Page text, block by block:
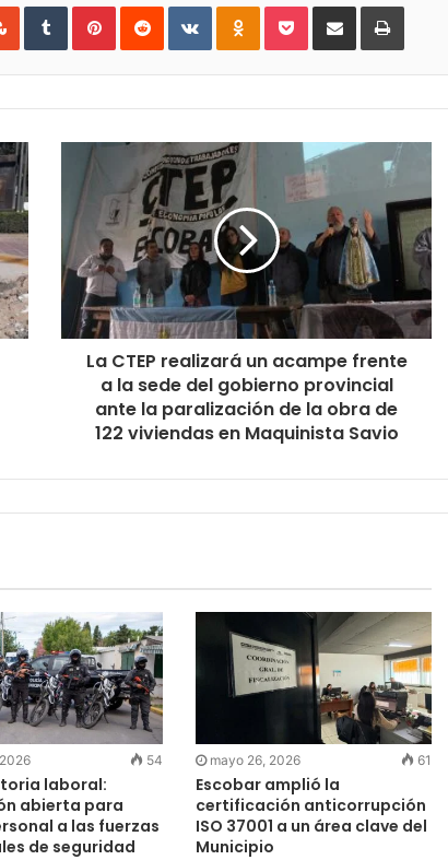
StumbleUpon
TumblrPinterestReddit VKontakteOdnoklassniki
PocketShare
Email
Print
La CTEP realizará un acampe frente
a la sede del gobierno provincial
ante la paralización de la obra de
122 viviendas en Maquinista Savio
54
laboral:
abierta para
a las fuerzas
de seguridad
mayo 26, 2026 61
Escobar amplió la
certificación anticorrupción
ISO 37001 a un área clave del
Municipio